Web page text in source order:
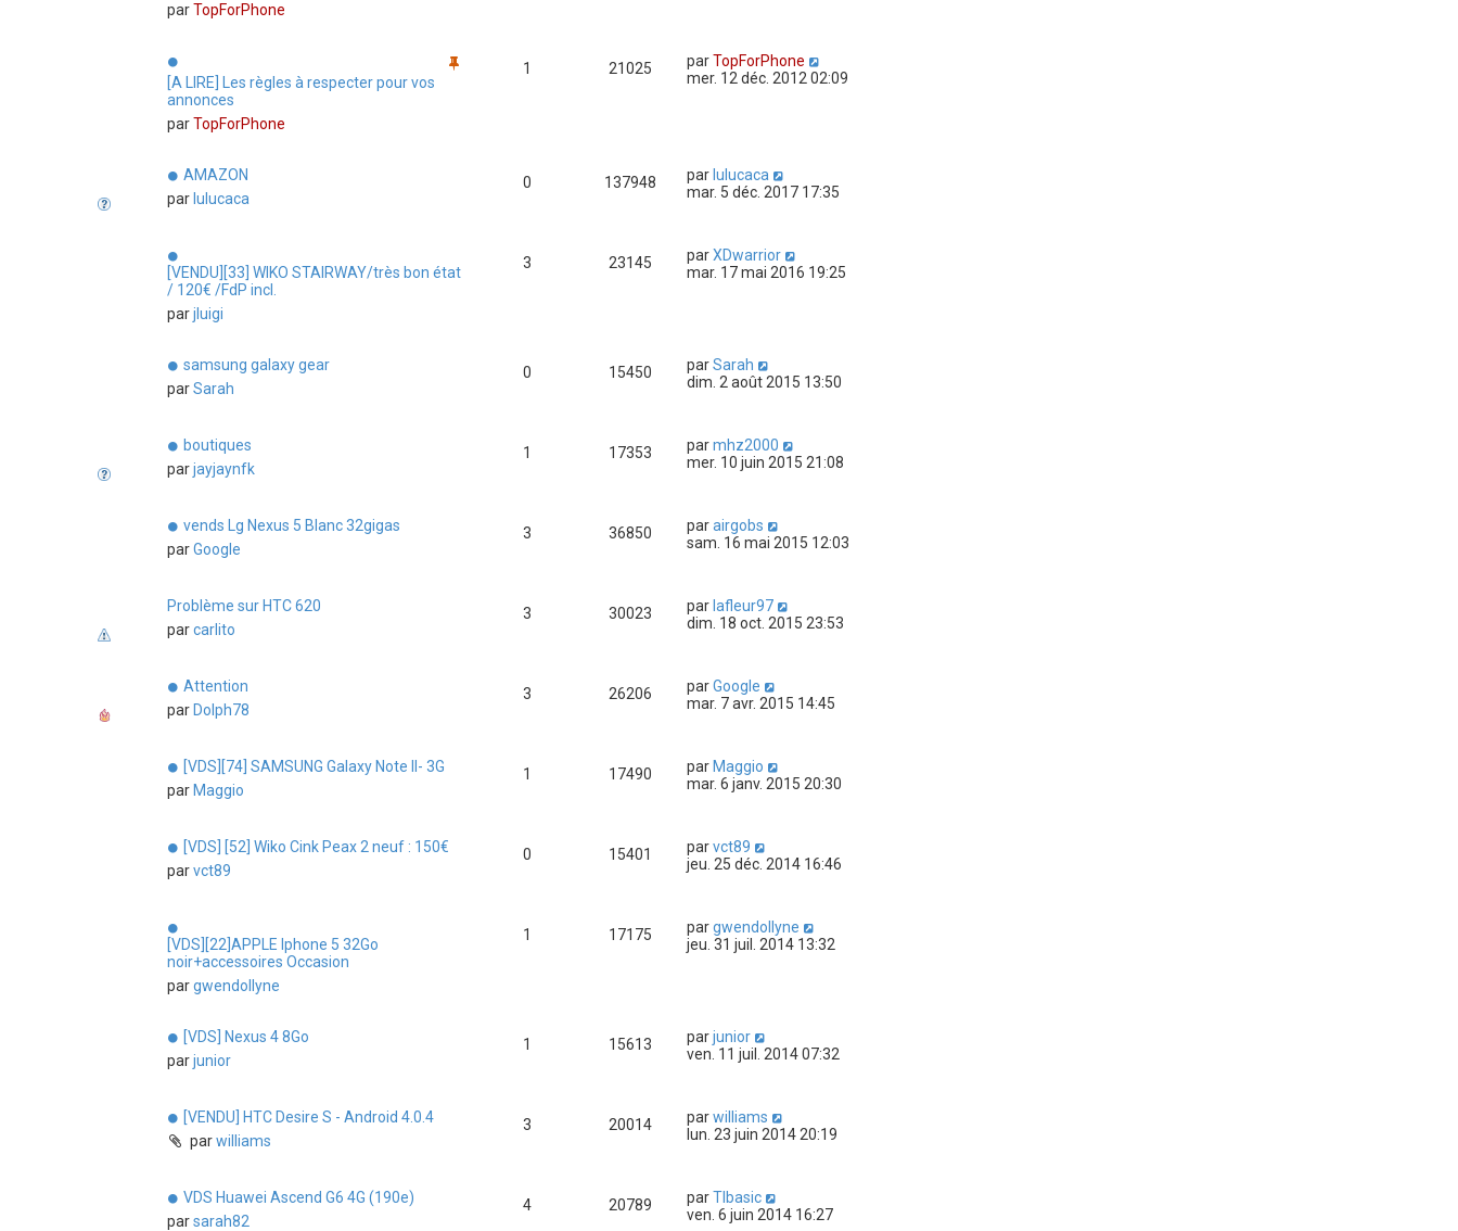
parTopForPhone
[A LIRE] Les règles à respecter pour vos
annonces
parTopForPhone
1 21025 parTopForPhone
mer. 12 déc. 2012 02:09
AMAZON
par lulucaca
0 137948 par lulucaca
mar. 5 déc. 2017 17:35
[VENDU][33] WIKO STAIRWAY/très bon état
/ 120€ /FdP incl.
parjluigi
3 23145 parXDwarrior
mar. 17 mai 2016 19:25
samsung galaxy gear
parSarah
0 15450 parSarah
dim. 2 août 2015 13:50
boutiques
parjayjaynfk
1 17353 parmhz2000
mer. 10 juin 2015 21:08
vends Lg Nexus 5 Blanc 32gigas
parGoogle
3 36850 parairgobs
sam. 16 mai 2015 12:03
Problème sur HTC 620
parcarlito
3 30023 par lafleur97
dim. 18 oct. 2015 23:53
Attention
par Dolph78
3 26206 parGoogle
mar. 7 avr. 2015 14:45
[VDS][74] SAMSUNG Galaxy Note II- 3G
par Maggio
1 17490 par Maggio
mar. 6 janv. 2015 20:30
[VDS] [52] Wiko Cink Peax 2 neuf : 150€
parvct89
0 15401 parvct89
jeu. 25 déc. 2014 16:46
[VDS][22]APPLE Iphone 5 32Go
noir+accessoires Occasion
pargwendollyne
1 17175 pargwendollyne
jeu. 31 juil. 2014 13:32
[VDS] Nexus 4 8Go
parjunior
1 15613 parjunior
ven. 11 juil. 2014 07:32
[VENDU] HTC Desire S - Android 4.0.4
parwilliams
3 20014 parwilliams
lun. 23 juin 2014 20:19
VDS Huawei Ascend G6 4G (190e)
parsarah82
4 20789 parTIbasic
ven. 6 juin 2014 16:27